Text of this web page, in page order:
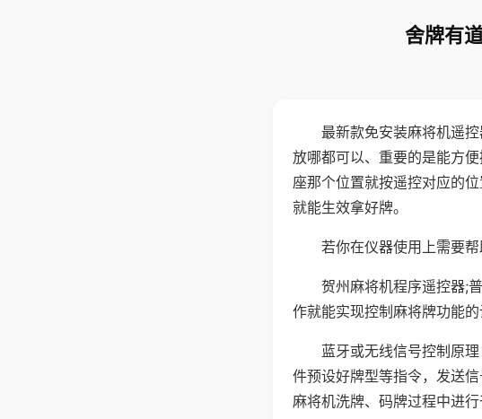
舍牌有
最新款免安装麻将机遥
放哪都可以、重要的是能方
座那个位置就按遥控对应的
就能生效拿好牌。
若你在仪器使用上需要
贺州麻将机程序遥控器;
作就能实现控制麻将牌功能的
蓝牙或无线信号控制原
件预设好牌型等指令，发送
麻将机洗牌、码牌过程中进行